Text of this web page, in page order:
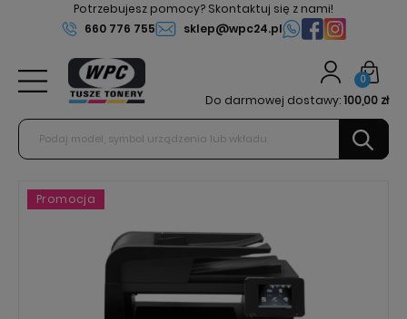
Potrzebujesz pomocy? Skontaktuj się z nami!
660 776 755
sklep@wpc24.pl
0
Do darmowej dostawy:100,00 zł
Promocja